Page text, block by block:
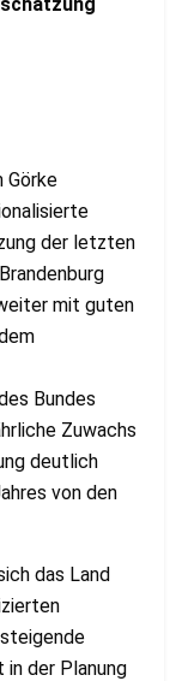
Görke
der letzten
mit guten
Bundes
Zuwachs
deutlich
von den
das Land
in der Planung